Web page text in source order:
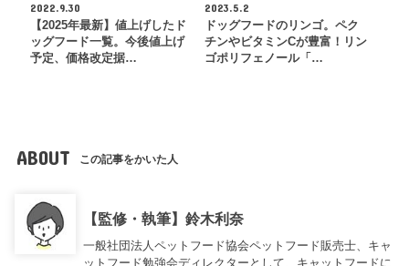
2022.9.30
【2025年最新】値上げしたド
ッグフード一覧。今後値上げ
予定、価格改定据…
2023.5.2
ドッグフードのリンゴ。ペク
チンやビタミンCが豊富！リン
ゴポリフェノール「…
ABOUT この記事をかいた人
【監修・執筆】鈴木利奈
一般社団法人ペットフード協会ペットフード販売士、キャ
ットフード勉強会ディレクターとして、キャットフードに